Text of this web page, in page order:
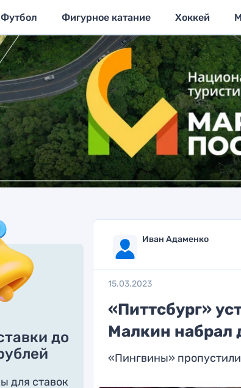
Футбол Фигурное катание Хоккей
до
для ставок
Иван Адаменко
15.03.2023
«Питтсбург»
Малкин набрал
«Пингвины»